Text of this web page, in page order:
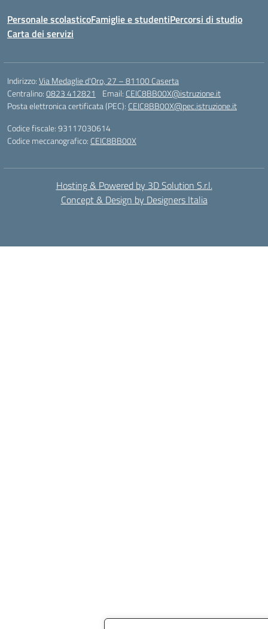
Personale scolasticoFamiglie e studentiPercorsi di studio
Carta dei servizi
Indirizzo:Via Medaglie d'Oro, 27 – 81100 Caserta
Centralino:0823 412821 Email: CEIC8BB00X@istruzione.it
Posta elettronica certificata (PEC): CEIC8BB00X@pec.istruzione.it
Codice fiscale: 93117030614
Codice meccanografico: CEIC8BB00X
Hosting & Powered by 3D Solution S.r.l.
Concept & Design by Designers Italia